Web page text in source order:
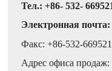
Тел.: +86- 532-
Электронная
Факс: +86-532-
Адрес офиса